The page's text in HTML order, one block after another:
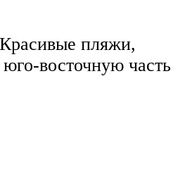
пляжи,
восточную часть